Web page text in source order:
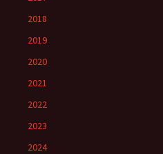
2018
2019
2020
2021
2022
2023
2024